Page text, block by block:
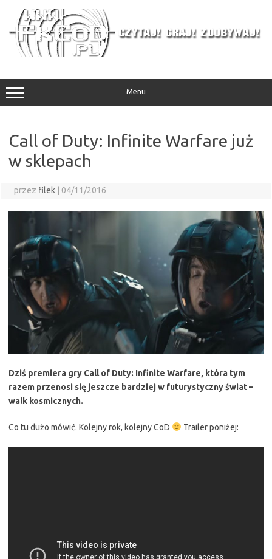
treści
Menu
Call of Duty: Infinite Warfare już
w sklepach
przez filek 04/11/2016
Dziś premiera gry Call of Duty: Infinite Warfare, która tym
razem przenosi się jeszcze bardziej w futurystyczny świat –
walk kosmicznych.
Co tu dużo mówić. Kolejny rok, kolejny CoD Trailer poniżej: